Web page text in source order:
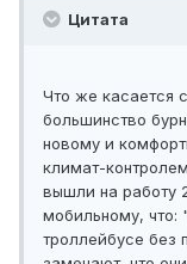
Цитата
Что же касается
большинство
новому и
климат-
вышли на работу
мобильному, что:
троллейбусе без